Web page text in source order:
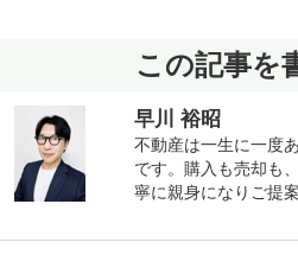
この記事を
早川 裕昭
不動産は一生に一度
です。購入も売却も
寧に親身になりご提